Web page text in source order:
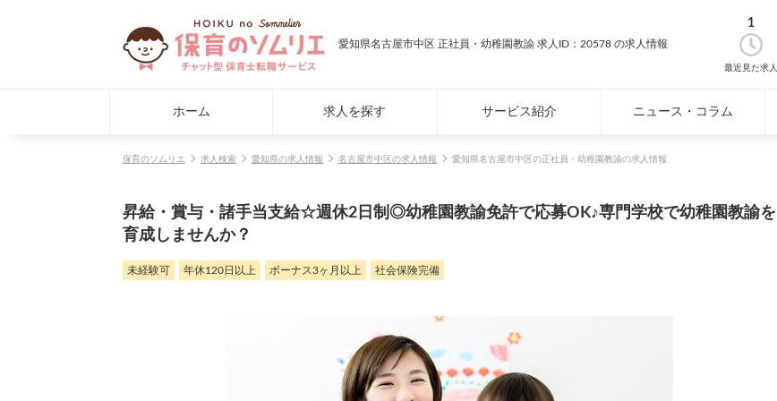
愛知県名古屋市中区 正社員・幼稚園教諭 求人ID：20578 の求人情報
1
最近見た求人
ホーム 求人を探す サービス紹介 ニュース・コラム
保育のソムリエ 求人検索 愛知県の求人情報 名古屋市中区の求人情報 愛知県名古屋市中区の正社員・幼稚園教諭の求人情報
昇給・賞与・諸手当支給☆週休2日制◎幼稚園教諭免許で応募OK♪専門学校で幼稚園教諭を
育成しませんか？
未経験可 年休120日以上 ボーナス3ヶ月以上 社会保険完備